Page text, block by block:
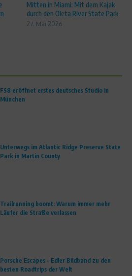
Mitten in Miami: Mit dem Kajak
durch den Oleta River State Park
27. Mai 2026
FS8 eröffnet erstes deutsches Studio in
München
Unterwegs im Atlantic Ridge Preserve State
Park in Martin County
Trailrunning boomt: Warum immer mehr
Läufer die Straße verlassen
Porsche Escapes – Edler Bildband zu den
besten Roadtrips der Welt